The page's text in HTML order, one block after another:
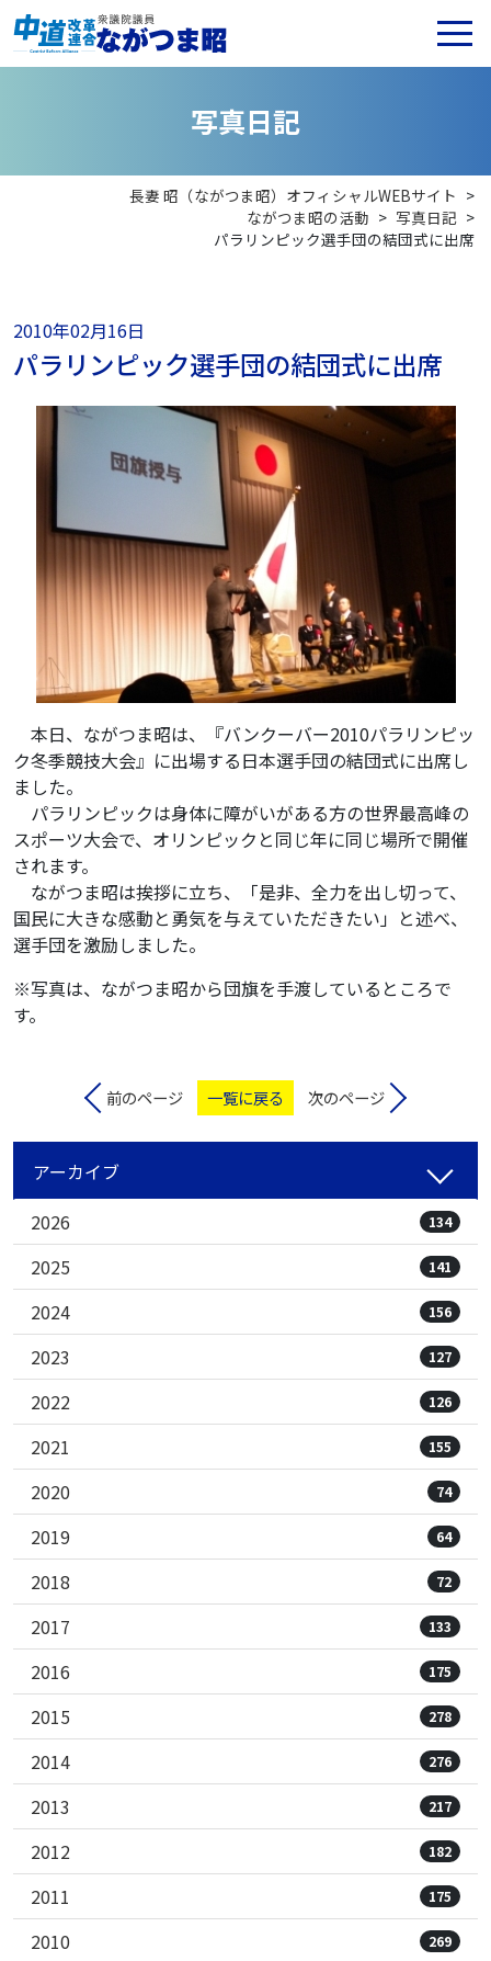
写真日記
長妻 昭（ながつま昭）オフィシャルWEBサイト >
ながつま昭の活動 > 写真日記 >
パラリンピック選手団の結団式に出席
2010年02月16日
パラリンピック選手団の結団式に出席
本日、ながつま昭は、『バンクーバー2010パラリンピッ
ク冬季競技大会』に出場する日本選手団の結団式に出席し
ました。
パラリンピックは身体に障がいがある方の世界最高峰の
スポーツ大会で、オリンピックと同じ年に同じ場所で開催
されます。
ながつま昭は挨拶に立ち、「是非、全力を出し切って、
国民に大きな感動と勇気を与えていただきたい」と述べ、
選手団を激励しました。
※写真は、ながつま昭から団旗を手渡しているところで
す。
前のページ 一覧に戻る 次のページ
アーカイブ
2026
134
2025 141
2024 156
2023 127
2022 126
2021 155
2020 74
2019 64
2018 72
2017 133
2016 175
2015 278
2014 276
2013 217
2012 182
2011 175
2010 269